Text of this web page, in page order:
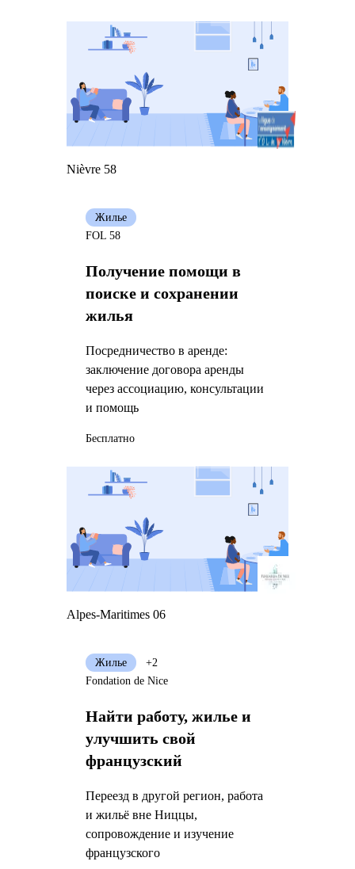
Nièvre 58
Получение помощи в
поиске и сохранении
жилья
Посредничество в аренде:
заключение договора аренды
через ассоциацию, консультации
и помощь
Жилье
FOL 58
Бесплатно
Alpes-Maritimes 06
Найти работу, жилье и
улучшить свой
французский
Переезд в другой регион, работа
и жильё вне Ниццы,
сопровождение и изучение
французского
Жилье
+2
Fondation de Nice